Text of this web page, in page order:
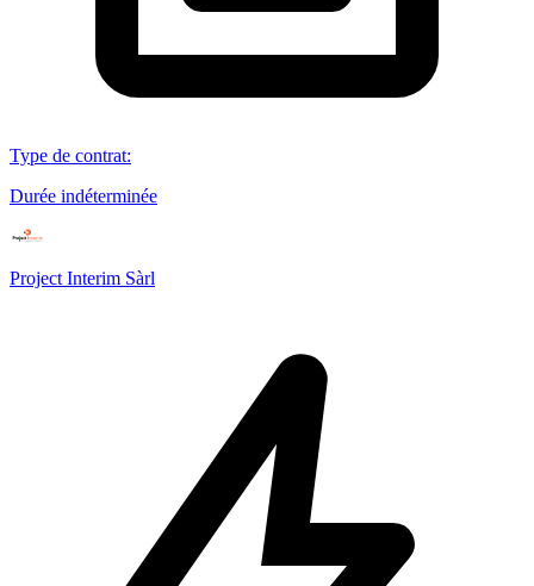
Type de contrat:
Durée indéterminée
Project Interim Sàrl